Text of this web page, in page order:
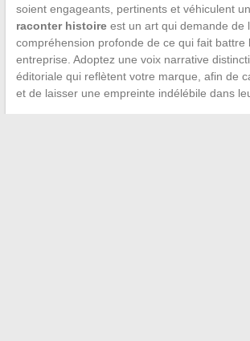
soient engageants, pertinents et véhiculent
raconter histoireest un art qui demande de
compréhension profonde de ce qui fait
entreprise. Adoptez une voix narrative
éditoriale qui reflètent votre marque, afin de
et de laisser une empreinte indélébile dans